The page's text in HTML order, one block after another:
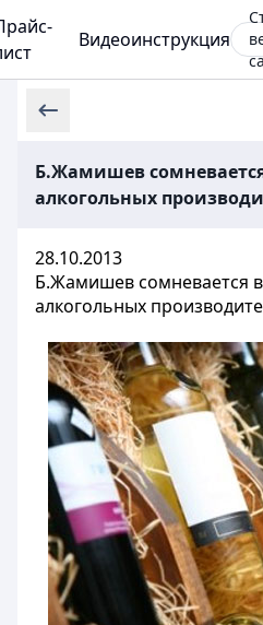
Видеоинструкция
Б.Жамишев
алкогольных
28.10.2013
Б.Жамишев сомневается
алкогольных